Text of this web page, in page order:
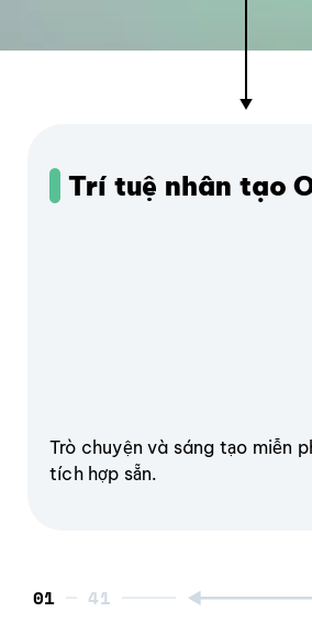
Trí tuệ nhân tạo
Trò chuyện và sáng tạo miễn
tích hợp sẵn.
01